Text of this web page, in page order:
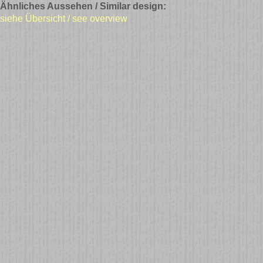
Ähnliches Aussehen / Similar design:
siehe Übersicht / see overview